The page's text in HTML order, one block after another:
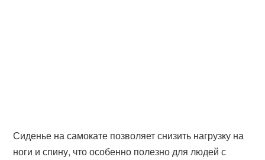
Сиденье на самокате позволяет снизить нагрузку на
ноги и спину, что особенно полезно для людей с